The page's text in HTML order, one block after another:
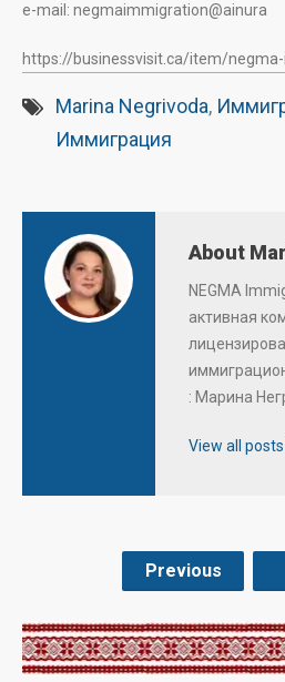
e-mail: negmaimmigration@ainura
https://businessvisit.ca/item/
Marina Negrivoda,
Иммиграция
About
NEGMA
активная
: Марина
View all
Previous
.